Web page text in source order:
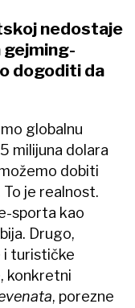
nedostaje
dogoditi da
globalnu
milijuna dolara
dobiti
je realnost.
sporta kao
Drugo,
i turističke
konkretni
, porezne